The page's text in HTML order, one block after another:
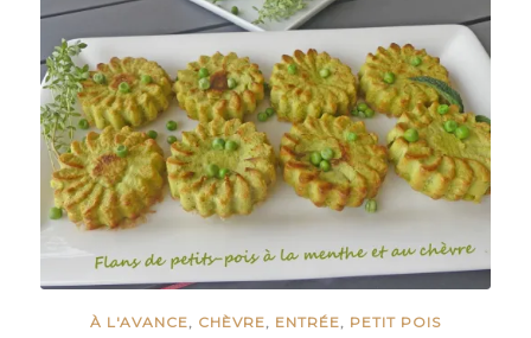
À L'AVANCE, CHÈVRE, ENTRÉE, PETIT POIS